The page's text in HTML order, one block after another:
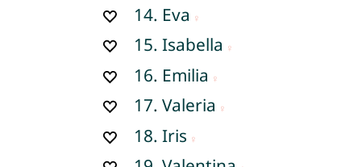
14. Eva
15.Isabella
16. Emilia
17.Valeria
18.Iris